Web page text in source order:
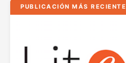
PUBLICACIÓN MÁS RECIENTE